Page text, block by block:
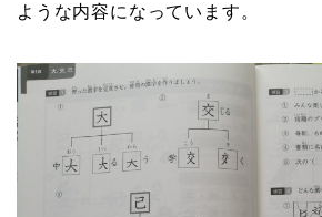
ような内容になっています。